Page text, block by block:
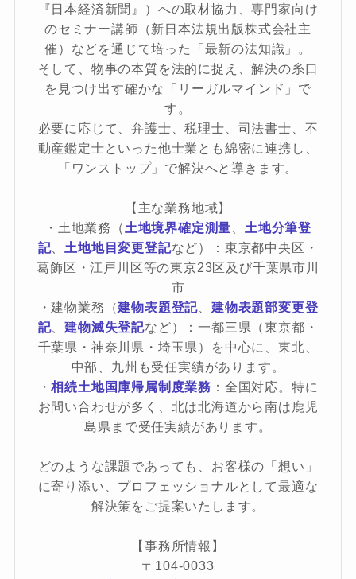
『日本経済新聞』）への取材協力、専門家向け
のセミナー講師（新日本法規出版株式会社主
催）などを通じて培った「最新の法知識」。
そして、物事の本質を法的に捉え、解決の糸口
を見つけ出す確かな「リーガルマインド」で
す。
必要に応じて、弁護士、税理士、司法書士、不
動産鑑定士といった他士業とも綿密に連携し、
「ワンストップ」で解決へと導きます。
【主な業務地域】
・土地業務（ 土地境界確定測量
土地分筆登
記、 土地地目変更登記など）：東京都中央区・
葛飾区・江戸川区等の東京23区及び千葉県市川
市
・建物業務（建物表題登記 、建物表題部変更登
記、建物滅失登記など）：一都三県（東京都・
千葉県・神奈川県・埼玉県）を中心に、東北、
中部、九州も受任実績があります。
・相続土地国庫帰属制度業務 ：全国対応。特に
お問い合わせが多く、北は北海道から南は鹿児
島県まで受任実績があります。
どのような課題であっても、お客様の「想い」
に寄り添い、プロフェッショナルとして最適な
解決策をご提案いたします。
【事務所情報】
〒104-0033